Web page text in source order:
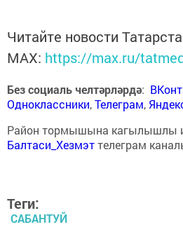
Читайте новости
MАХ: https://max.ru/
Без социаль челтәрләрдә:
Одноклассники,Телеграм,
Район тормышына кагылышлы
Балтаси_Хезмэттелеграм
Теги:
САБАНТУЙ